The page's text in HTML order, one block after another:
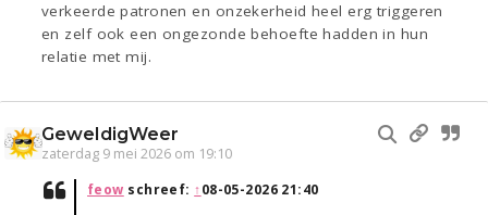
verkeerde patronen en onzekerheid heel erg triggeren
en zelf ook een ongezonde behoefte hadden in hun
relatie met mij.
GeweldigWeer
zaterdag 9 mei 2026 om 19:10
feow schreef: ↑08-05-2026 21:40